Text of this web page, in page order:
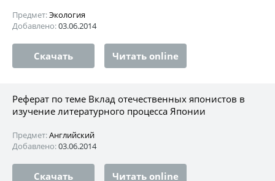
Предмет:Экология
Добавлено:03.06.2014
Скачать Читать online
Реферат по теме Вклад отечественных японистов в
изучение литературного процесса Японии
Предмет:Английский
Добавлено:03.06.2014
Скачать Читать online